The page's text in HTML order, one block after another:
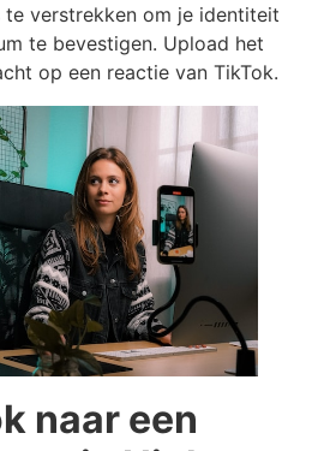
verstrekken om je identiteit
te bevestigen. Upload het
op een reactie van TikTok.
naar een